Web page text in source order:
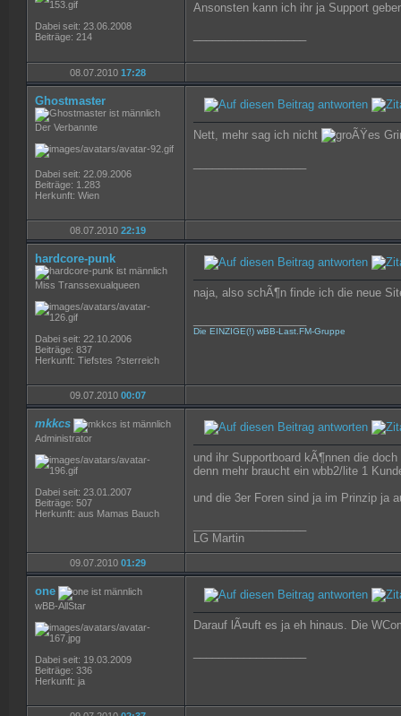
Dabei seit: 23.06.2008
Beiträge: 214
Ansonsten kann ich ihr ja Support
08.07.2010 17:28
Ghostmaster
Der Verbannte
Dabei seit: 22.09.2006
Beiträge: 1.283
Herkunft: Wien
Nett, mehr sag ich nicht
08.07.2010 22:19
hardcore-punk
Miss Transsexualqueen
Dabei seit: 22.10.2006
Beiträge: 837
Herkunft: Tiefstes ?sterreich
naja, also schÃ¶n finde ich die neue
Die EINZIGE(!) wBB-Last.FM-Gruppe
09.07.2010 00:07
mkkcs
Administrator
Dabei seit: 23.01.2007
Beiträge: 507
Herkunft: aus Mamas Bauch
und ihr Supportboard kÃ¶nnen die
denn mehr braucht ein wbb2/lite 1
und die 3er Foren sind ja im Prinzip ja
LG Martin
09.07.2010 01:29
one
wBB-AllStar
Dabei seit: 19.03.2009
Beiträge: 336
Herkunft: ja
Darauf lÃ¤uft es ja eh hinaus. Die